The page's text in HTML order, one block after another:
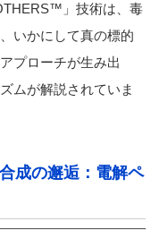
」技術は、毒
いかにして真の標的
プローチが生み出
ムが解説されていま
成の邂逅：電解ペ